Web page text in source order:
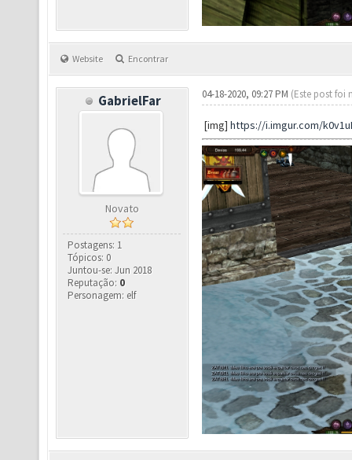
Website Encontrar
GabrielFar
Novato
Postagens: 1
Tópicos: 0
Juntou-se: Jun 2018
Reputação: 0
Personagem: elf
04-18-2020, 09:27 PM (Este post foi
[img] https://i.imgur.com/